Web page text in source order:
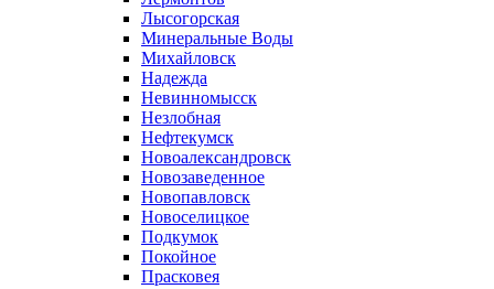
Лысогорская
Минеральные Воды
Михайловск
Надежда
Невинномысск
Незлобная
Нефтекумск
Новоалександровск
Новозаведенное
Новопавловск
Новоселицкое
Подкумок
Покойное
Прасковея